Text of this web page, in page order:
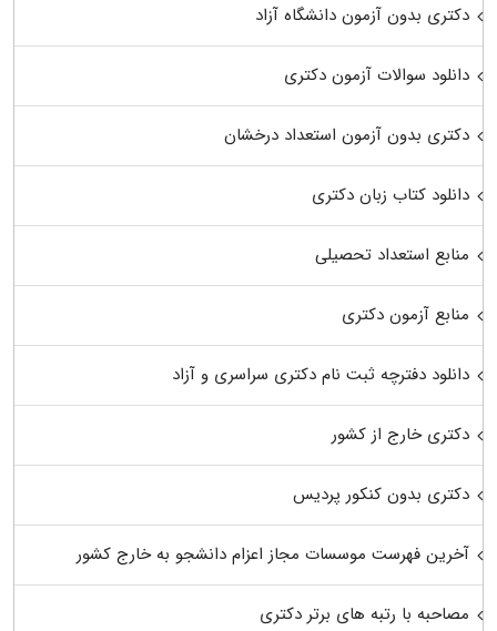
دکتری بدون آزمون دانشگاه آزاد
دانلود سوالات آزمون دکتری
دکتری بدون آزمون استعداد درخشان
دانلود کتاب زبان دکتری
منابع استعداد تحصیلی
منابع آزمون دکتری
دانلود دفترچه ثبت نام دکتری سراسری و آزاد
دکتری خارج از کشور
دکتری بدون کنکور پردیس
آخرین فهرست موسسات مجاز اعزام دانشجو به خارج کشور
مصاحبه با رتبه های برتر دکتری